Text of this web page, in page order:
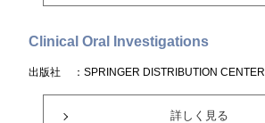
Clinical Oral Investigations
出版社 ：SPRINGER DISTRIBUTION CENTER
詳しく見る